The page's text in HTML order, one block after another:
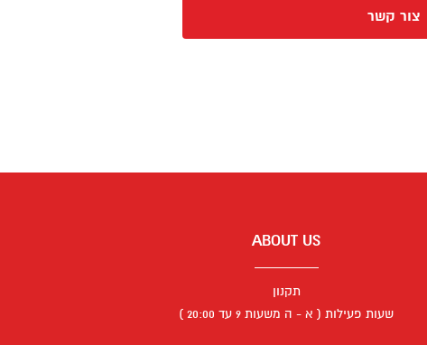
צור קשר
ABOUT US
תקנון
שעות פעילות ( א - ה משעות 9 עד 20:00 )